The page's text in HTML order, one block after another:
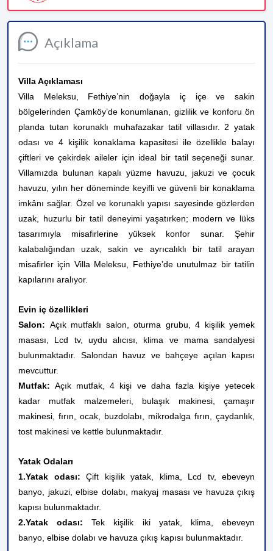
Açıklama
Villa Açıklaması
Villa Meleksu, Fethiye’nin doğayla iç içe ve sakin
bölgelerinden Çamköy’de konumlanan, gizlilik ve konforu ön
planda tutan korunaklı muhafazakar tatil villasıdır. 2 yatak
odası ve 4 kişilik konaklama kapasitesi ile özellikle balayı
çiftleri ve çekirdek aileler için ideal bir tatil seçeneği sunar.
Villamızda bulunan kapalı yüzme havuzu, jakuzi ve çocuk
havuzu, yılın her döneminde keyifli ve güvenli bir konaklama
imkânı sağlar. Özel ve korunaklı yapısı sayesinde gözlerden
uzak, huzurlu bir tatil deneyimi yaşatırken; modern ve lüks
tasarımıyla misafirlerine yüksek konfor sunar. Şehir
kalabalığından uzak, sakin ve ayrıcalıklı bir tatil arayan
misafirler için Villa Meleksu, Fethiye’de unutulmaz bir tatilin
kapılarını aralıyor.
Evin iç özellikleri
Salon: Açık mutfaklı salon, oturma grubu, 4 kişilik yemek
masası, Lcd tv, uydu alıcısı, klima ve mama sandalyesi
bulunmaktadır. Salondan havuz ve bahçeye açılan kapısı
mevcuttur.
Mutfak:Açık mutfak, 4 kişi ve daha fazla kişiye yetecek
kadar mutfak malzemeleri, bulaşık makinesi, çamaşır
makinesi, fırın, ocak, buzdolabı, mikrodalga fırın, çaydanlık,
tost makinesi ve kettle bulunmaktadır.
Yatak Odaları
1.Yatak odası: Çift kişilik yatak, klima, Lcd tv, ebeveyn
banyo, jakuzi, elbise dolabı, makyaj masası ve havuza çıkış
kapısı bulunmaktadır.
2.Yatak odası:Tek kişilik iki yatak, klima,ebeveyn
banyo, elbise dolabı ve havuza çıkış kapısı bulunmaktadır.